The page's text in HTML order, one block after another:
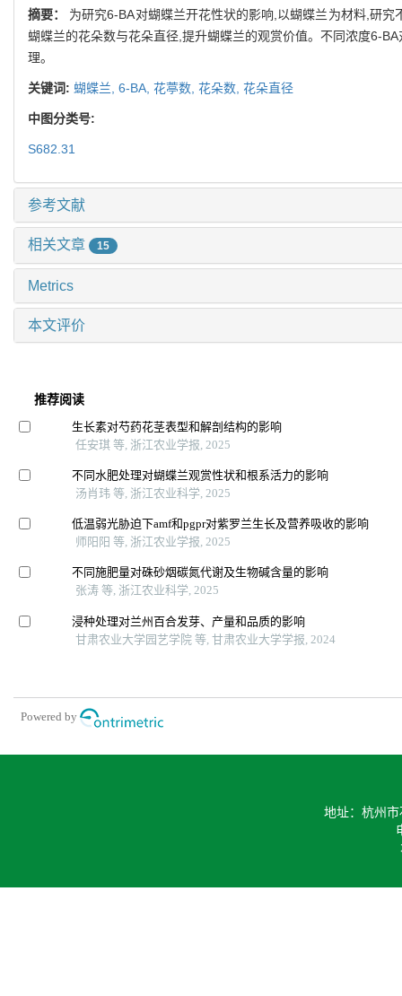
摘要： 为研究6-BA对蝴蝶兰开花性状的影响,以蝴蝶兰为材料,研
蝴蝶兰的花朵数与花朵直径,提升蝴蝶兰的观赏价值。不同浓度6-
理。
关键词: 蝴蝶兰, 6-BA, 花葶数, 花朵数, 花朵直径
中图分类号:
S682.31
参考文献
相关文章 15
Metrics
本文评价
推荐阅读
生长素对芍药花茎表型和解剖结构的影响
任安琪 等, 浙江农业学报, 2025
不同水肥处理对蝴蝶兰观赏性状和根系活力的影响
汤肖玮 等, 浙江农业科学, 2025
低温弱光胁迫下amf和pgpr对紫罗兰生长及营养吸收的影响
师阳阳 等, 浙江农业学报, 2025
不同施肥量对硃砂烟碳氮代谢及生物碱含量的影响
张涛 等, 浙江农业科学, 2025
浸种处理对兰州百合发芽、产量和品质的影响
甘肃农业大学园艺学院 等, 甘肃农业大学学报, 2024
Powered by
地址：杭州